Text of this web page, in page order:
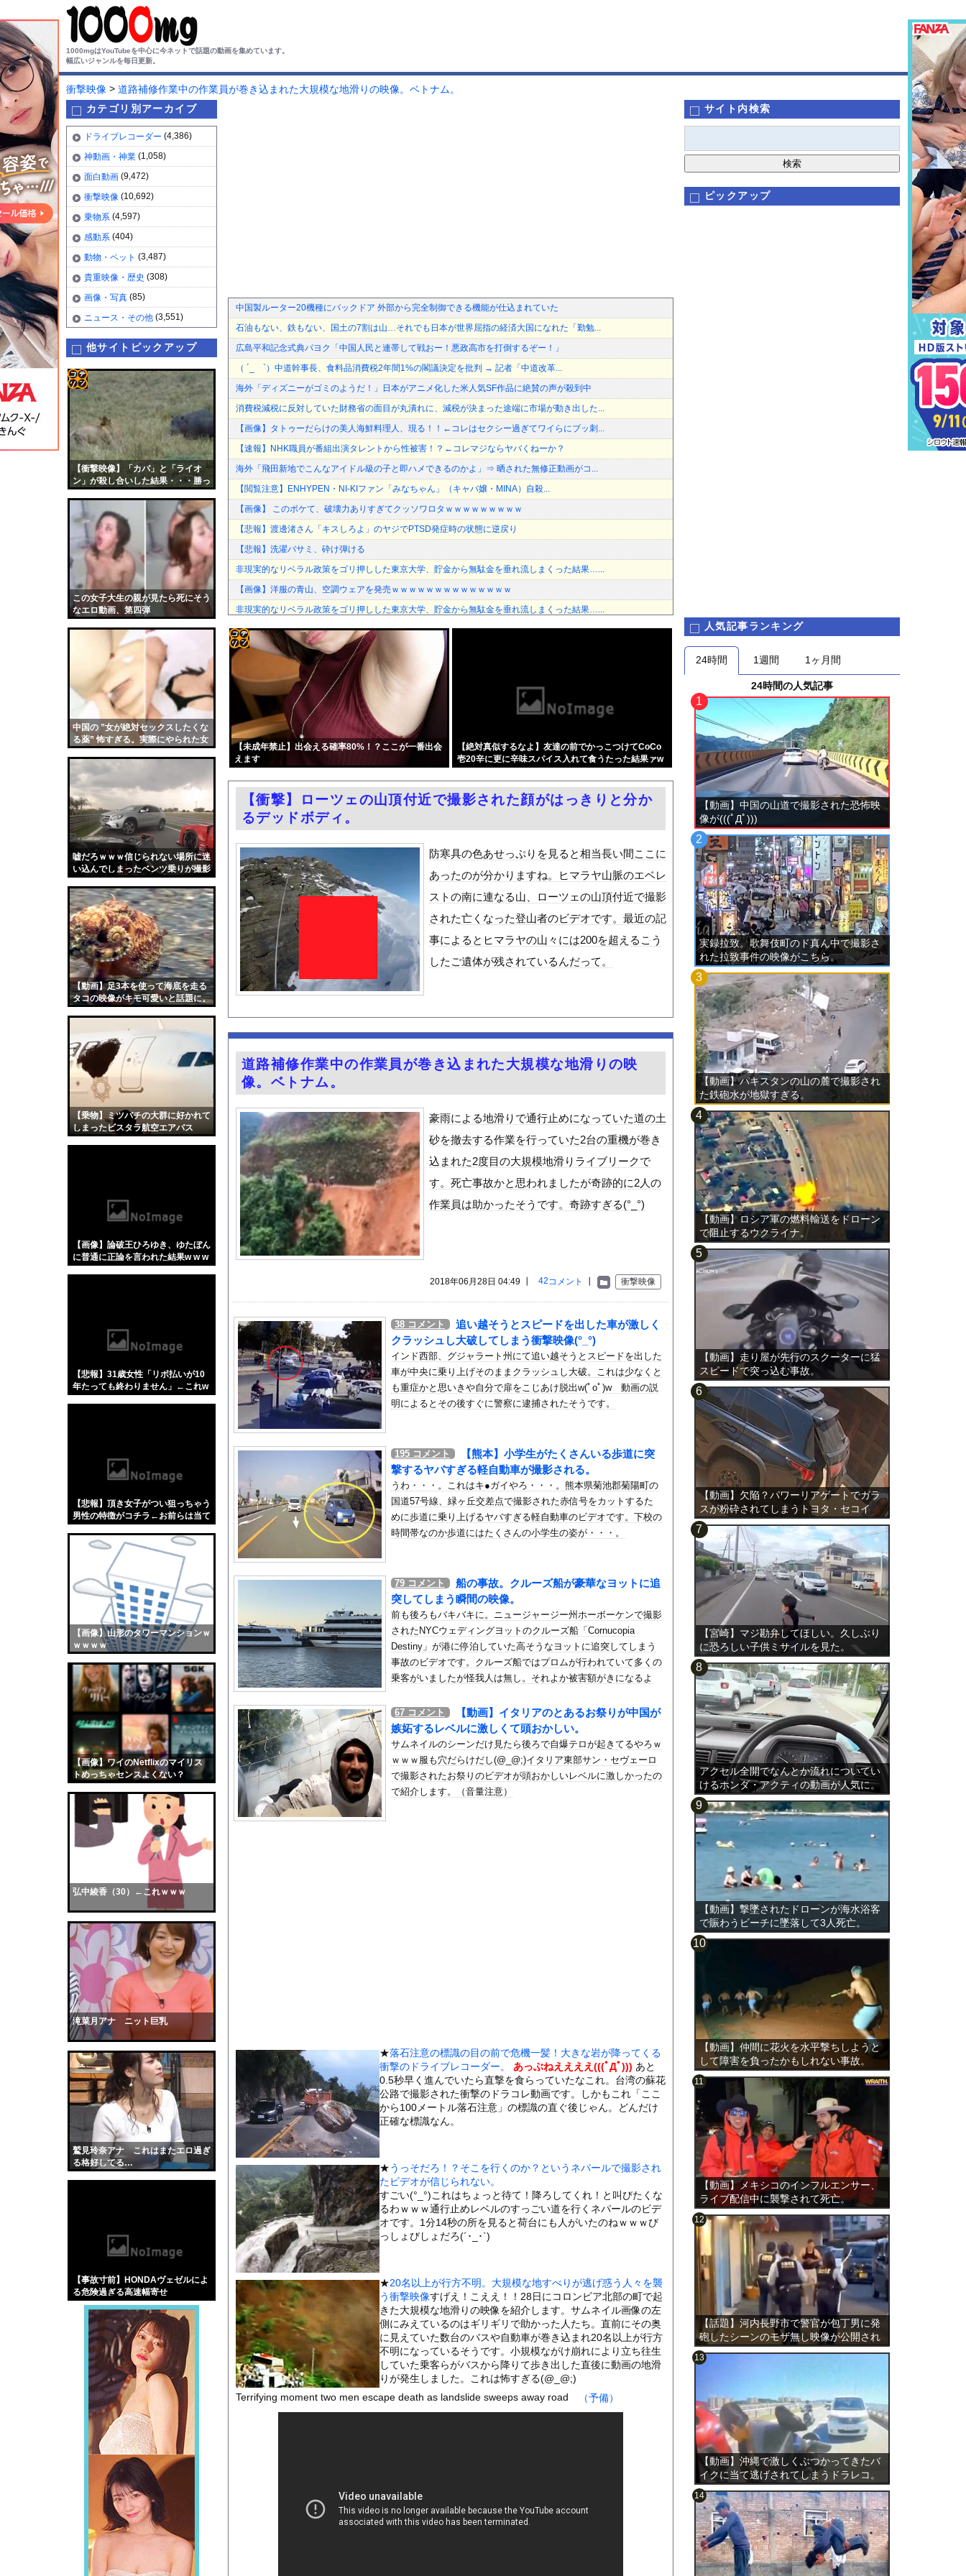
1000mgはYouTubeを中心に今ネットで話題の動画を集めています。
幅広いジャンルを毎日更新。
衝撃映像 > 道路補修作業中の作業員が巻き込まれた大規模な地滑りの映像。ベトナム。
カテゴリ別アーカイブ
ドライブレコーダー (4,386)
神動画・神業 (1,058)
面白動画 (9,472)
衝撃映像 (10,692)
乗物系 (4,597)
感動系 (404)
動物・ペット (3,487)
貴重映像・歴史 (308)
画像・写真 (85)
ニュース・その他 (3,551)
他サイトピックアップ
【衝撃映像】「カバ」と「ライオ
ン」が殺し合いした結果・・・勝っ
この女子大生の親が見たら死にそう
なエロ動画、第四弾
中国の ”女が絶対セックスしたくな
る薬” 怖すぎる。実際にやられた女
嘘だろｗｗｗ信じられない場所に迷
い込んでしまったベンツ乗りが撮影
【動画】足3本を使って海底を走る
タコの映像がキモ可愛いと話題に。
【乗物】ミツバチの大群に好かれて
しまったビスタラ航空エアバス
【画像】論破王ひろゆき、ゆたぼん
に普通に正論を言われた結果w w w
【悲報】31歳女性「リボ払いが10
年たっても終わりません」←これw
【悲報】頂き女子がつい狙っちゃう
男性の特徴がコチラ←お前らは当て
【画像】山形のタワーマンションｗ
ｗｗｗｗ
【画像】ワイのNetflixのマイリス
トめっちゃセンスよくない？
弘中綾香（30）←これｗｗｗ
滝菜月アナ ニット巨乳
鷲見玲奈アナ これはまたエロ過ぎ
る格好してる…
【事故寸前】HONDAヴェゼルによ
る危険過ぎる高速幅寄せ
コテ
リン
- 固
定リ
ンク
自動
更新
ツー
ル
中国製ルーター20機種にバックドア 外部から完全制御できる機能が仕込まれていた
石油もない、鉄もない、国土の7割は山…それでも日本が世界屈指の経済大国になれた「勤勉...
広島平和記念式典パヨク「中国人民と連帯して戦おー！悪政高市を打倒するぞー！」
（ ´_ゝ`）中道幹事長、食料品消費税2年間1%の閣議決定を批判 → 記者「中道改革...
海外「ディズニーがゴミのようだ！」日本がアニメ化した米人気SF作品に絶賛の声が殺到中
消費税減税に反対していた財務省の面目が丸潰れに、減税が決まった途端に市場が動き出した...
【画像】タトゥーだらけの美人海鮮料理人、現る！！←コレはセクシー過ぎてワイらにブッ刺...
【速報】NHK職員が番組出演タレントから性被害！？←コレマジならヤバくねーか？
海外「飛田新地でこんなアイドル級の子と即ハメできるのかよ」⇒ 晒された無修正動画がコ...
【閲覧注意】ENHYPEN・NI-KIファン「みなちゃん」（キャバ嬢・MINA）自殺...
【画像】 このボケて、破壊力ありすぎてクッソワロタｗｗｗｗｗｗｗｗｗ
【悲報】渡邊渚さん「キスしろよ」のヤジでPTSD発症時の状態に逆戻り
【悲報】洗濯バサミ、砕け弾ける
非現実的なリベラル政策をゴリ押しした東京大学、貯金から無駄金を垂れ流しまくった結果…...
【画像】洋服の青山、空調ウェアを発売ｗｗｗｗｗｗｗｗｗｗｗｗｗｗ
非現実的なリベラル政策をゴリ押しした東京大学、貯金から無駄金を垂れ流しまくった結果…...
インドネシア「高速鉄道！」中国「大赤字！」インドネシア「運営会社の株式購入！（負債対...
ロシア、ウクライナの大規模通販倉庫を攻撃…ワイルドベリーズへの報復！
「高市総理には愛想尽かした」コメ余りに農家が悲鳴 売値は生産原価の半分以下に…肥料代...
【画像】Amazon配達員、ブチギレる・・・・・
【悲報】札幌オリンピック、８割が賛成・・・・
エロ漫画『いじめがあるクラスにふたなり転校生がヤッてきた』をrawやhitomiを使...
絵師グラドル・百合川サシャのエロ漫画より優れた体 part5
【画像】みい山作者「居酒屋行く奴はバカ。ホストの初回なら居酒屋より安く飲めてイケメン...
【悲報】玉川徹さん、8月6日の原爆の日にトンデモ持論を展開し物議… → ネット「それ...
パヨク「アジア人民、中国人民と連帯して戦おー！悪政高市を打倒するぞー！」
村重杏奈、写真集ヌードがエロい！乳首透け、巨乳おっぱいが最高過ぎる！
日産e-power、無給油で1980km走行しギネス記録を達成
結婚式の二次会で知り合った娘達と乱交した話
【朗報】大人気漫画「GANTZ」がAmazonでなんと全巻100円ｗｗｗｗｗｗ
韓国国会、サッカー前代表監督を追及「なぜ負けたのか」
日本旅行キャンセルすべきか…1万年ぶり史上最大級の火山の兆し＝韓国の反応
うちのネコが目の前にいた。私が上に物を投げるフリをする → 猫はこうなります…
【画像】「マスク美人さん、また我々を欺く」←海外でも流行りだした結果がこちらw w ...
人生のレール外れたら一瞬で人生終わった！
BYDの軽EVラッコ、補助金たった15万円…日本法人社長「何をすれば評価が上がるのか...
【画像】いい天気だから高ボッチに行って来たった
『Re：ゼロから始める異世界生活』60話感想 氷上のバトル！レグルスの権能とは！
意識高い系「インドに５年住んだら人生観かわる」←これｗｗｗ
田﨑さくらアナ セクシーノースリーブ脇！！
【有能】政府「トラックはサービスエリア利用有料化すればサボらず走るし流問題解決じゃね...
【画像】キス釣りするんや
【医師解説】飲酒後の「締めのラーメン欲」の原因は？ 脳の錯覚と真実
グラドル山根千芽（36歳）の豊満Iカップボディをお楽しみしまくりたいよな！
【Xの車窓から】オービスかと思ったら野生の炊飯器で草 ほか
【ポロリ悲話】ネットで拡散してるおっぱいポロリ動画、何故か叩かれる・・・
【衝撃】「かわいい虫」ランキング、ついに発表される
【ホロライブ】 ねねち概要欄、小学生並みの感想で草
宮澤エマに「国宝級の浴衣美人」の声！「マイ・フィクション」イベントで魅せた透明感【画...
村重杏奈、写真集ヌードがエ□い！乳首透け、巨乳お○ぱいが最高過ぎる！
高齢独身彼女無しなのが不思議ってよく言われるけど、女と人付き合いとかめんどくさすぎる
アニメ『Re:ゼロから始める異世界生活』4th season《奪還編》PV公開！！！...
「パチンコ・パチスロは適度に楽しむ遊びです。 のめり込みに注意しましょう。」←これお...
Z世代さん、ジモティーでリース車を掴まされ80万円もだまし取られる…
ロシア、ウクライナの大規模通販倉庫を攻撃…ワイルドベリーズへの報復！他
ロシア海軍の太平洋艦隊、日本海やオホーツク海で軍事演習開始…ウクライナ支援続ける日本...
【大地震】専門家「南海トラフだけでなく直下型地震にも注意を」…中部各地に危険度「Sラ...
刈川くるみアナ くっきり巨乳が揺れる！！【GIF動画あり】
男が欲情した山﨑玲奈の肉体・・・これは我慢できませんわ
夫さん、妻に「天井のシミ数えてれば終わるでな」と押し倒されて性行為 → 凄いことにな...
広島・モンテロ、怠慢プレー 走ればセーフだったのにベンチへ帰ろうとしてしまうｗｗｗｗ
氷河期世代の非正規、年金を払っていないので11年後には生活保護に殺到、どうすんのこれ
【画像】おまえらくんの机がこの女の子の椅子にされてたらｗｗｗ
【画像】この女優さん、可愛すぎる
【朗報】齋藤飛鳥、前屈みで完全に見えてる動画が拡散されてしまう…
海外「日本よ、お前がナンバーワンだ」 熊本地震直後の日本の対応のスピードに世界が衝撃
勇気を出して白人美女にチン凸したアジア人短小男
、爆笑されてしまうｗｗｗ
10年もの間浮気してた嫁。まさかと思い長男のDNA鑑定をするがいいな？と問うと、元嫁...
ウクライナ侵攻以降、ロシア軍兵士のHIV感染が2000％急増…ウクライナメディア！
【配信者】「金バエ」のSNS更新が1週間途絶え、様々な憶測が飛び交う。1週間ぶりの投...
【画像】女の子「危機管理フォーーーーム！！！」
【画像】お前らこの超美人が整形か否か判定たのむ！！
【画像】「ビールと水を交互に飲まないと倒れるグラス」発売
【動画】サーフィンでチューブライディング、チューブの中からの映像が凄い
【マジで閲覧注意】 彼女がずっとエアコンを見上げていた。どうしたの？つけた方がいい？...
【黒歴史】こういう昔の大学ヤリサーの流出エロ動画（顔出し）が一番抜ける
韓国人「安貞桓が韓国代表に激怒！『惨憺たる結果、徹底的な刷新が必要だ』と監督や協会を...
ケンタッキーとか言う唐揚げ屋ｗｗｗｗｗ
【画像】このAVが性癖ブッ刺さりで精子ドクドク作られるわｗｗｗｗ
【悲報】味噌ラーメンで行列、出来ない
【中国】男の子が爆竹に点火 マンホールが爆発しふた吹き飛ぶ
【画像】伊藤舞雪とかいうＡＶ女優ｗｗｗｗｗｗｗｗｗｗw
【緊急】肛門にスティックのり入れたけど出てこないの！！
お知らせ
【動画】ロシアの空挺兵、パラシュートが開かずに墜落してしまう。
Powered by livedoor 相互RSS
このページは
が管理しています。 RSS設定 更新順130件まで。それ以降の古いものは表
【未成年禁止】出会える確率80%！？ここが一番出会
えます
【絶対真似するなよ】友達の前でかっこつけてCoCo
壱20辛に更に辛味スパイス入れて食うたった結果ァw
コテ
リン
- 固
ンク
自動
更新
【衝撃】ローツェの山頂付近で撮影された顔がはっきりと分か
るデッドボディ。
防寒具の色あせっぷりを見ると相当長い間ここに
あったのが分かりますね。ヒマラヤ山脈のエベレ
ストの南に連なる山、ローツェの山頂付近で撮影
された亡くなった登山者のビデオです。最近の記
事によるとヒマラヤの山々には200を超えるこう
したご遺体が残されているんだって。
道路補修作業中の作業員が巻き込まれた大規模な地滑りの映
像。ベトナム。
豪雨による地滑りで通行止めになっていた道の土
砂を撤去する作業を行っていた2台の重機が巻き
込まれた2度目の大規模地滑りライブリークで
す。死亡事故かと思われましたが奇跡的に2人の
作業員は助かったそうです。奇跡すぎる(°_°)
衝撃映像
42コメント
2018年06月28日 04:49 ┃
38 コメント
追い越そうとスピードを出した車が激しく
クラッシュし大破してしまう衝撃映像(°_°)
インド西部、グジャラート州にて追い越そうとスピードを出した
車が中央に乗り上げそのままクラッシュし大破。これは少なくと
も重症かと思いきや自分で扉をこじあけ脱出w(ﾟoﾟ)w 動画の説
明によるとその後すぐに警察に逮捕されたそうです。
195 コメント
【熊本】小学生がたくさんいる歩道に突
撃するヤバすぎる軽自動車が撮影される。
うわ・・・。これはキ●ガイやろ・・・。熊本県菊池郡菊陽町の
国道57号線、緑ヶ丘交差点で撮影された赤信号をカットするた
めに歩道に乗り上げるヤバすぎる軽自動車のビデオです。下校の
時間帯なのか歩道にはたくさんの小学生の姿が・・・。
79 コメント
船の事故。クルーズ船が豪華なヨットに追
突してしまう瞬間の映像。
前も後ろもバキバキに。ニュージャージー州ホーボーケンで撮影
されたNYCウェディングヨットのクルーズ船「Cornucopia
Destiny」が港に停泊していた高そうなヨットに追突してしまう
事故のビデオです。クルーズ船ではプロムが行われていて多くの
乗客がいましたが怪我人は無し。それよか被害額がきになるよ
67 コメント
【動画】イタリアのとあるお祭りが中国が
嫉妬するレベルに激しくて頭おかしい。
サムネイルのシーンだけ見たら後ろで自爆テロが起きてるやろｗ
ｗｗｗ服も穴だらけだし(@_@;)イタリア東部サン・セヴェーロ
で撮影されたお祭りのビデオが頭おかしいレベルに激しかったの
で紹介します。（音量注意）
★落石注意の標識の目の前で危機一髪！大きな岩が降ってくる
衝撃のドライブレコーダー。
あっぶねええええ(((ﾟДﾟ))) あと
0.5秒早く進んでいたら直撃を食らっていたなこれ。台湾の蘇花
公路で撮影された衝撃のドラコレ動画です。しかもこれ「ここ
から100メートル落石注意」の標識の直ぐ後じゃん。どんだけ
正確な標識なん。
★うっそだろ！？そこを行くのか？というネパールで撮影され
たビデオが信じられない。
すごい(°_°)これはちょっと待て！降ろしてくれ！と叫びたくな
るわｗｗｗ通行止めレベルのすっごい道を行くネパールのビデ
オです。1分14秒の所を見ると荷台にも人がいたのねｗｗｗび
っしょびしょだろ(´･_･`)
★20名以上が行方不明。大規模な地すべりが逃げ惑う人々を襲
う衝撃映像すげえ！こええ！！28日にコロンビア北部の町で起
きた大規模な地滑りの映像を紹介します。サムネイル画像の左
側にみえているのはギリギリで助かった人たち。直前にその奥
に見えていた数台のバスや自動車が巻き込まれ20名以上が行方
不明になっているそうです。小規模ながけ崩れにより立ち往生
していた乗客らがバスから降りて歩き出した直後に動画の地滑
りが発生しました。これは怖すぎる(@_@;)
Terrifying moment two men escape death as landslide sweeps away road
（予備）
サイト内検索
ピックアップ
人気記事ランキング
24時間 1週間 1ヶ月間
24時間の人気記事
【動画】中国の山道で撮影された恐怖映
像が(((ﾟДﾟ)))
実録拉致。歌舞伎町のド真ん中で撮影さ
れた拉致事件の映像がこちら。
【動画】パキスタンの山の麓で撮影され
た鉄砲水が地獄すぎる。
【動画】ロシア軍の燃料輸送をドローン
で阻止するウクライナ。
【動画】走り屋が先行のスクーターに猛
スピードで突っ込む事故。
【動画】欠陥？パワーリアゲートでガラ
スが粉砕されてしまうトヨタ・セコイ
ア。
【宮崎】マジ勘弁してほしい。久しぶり
に恐ろしい子供ミサイルを見た。
アクセル全開でなんとか流れについてい
けるホンダ・アクティの動画が人気に。
【動画】撃墜されたドローンが海水浴客
で賑わうビーチに墜落して3人死亡。
【動画】仲間に花火を水平撃ちしようと
して障害を負ったかもしれない事故。
【動画】メキシコのインフルエンサー、
ライブ配信中に襲撃されて死亡。
【話題】河内長野市で警官が包丁男に発
砲したシーンのモザ無し映像が公開され
る。
【動画】沖縄で激しくぶつかってきたバ
イクに当て逃げされてしまうドラレコ。